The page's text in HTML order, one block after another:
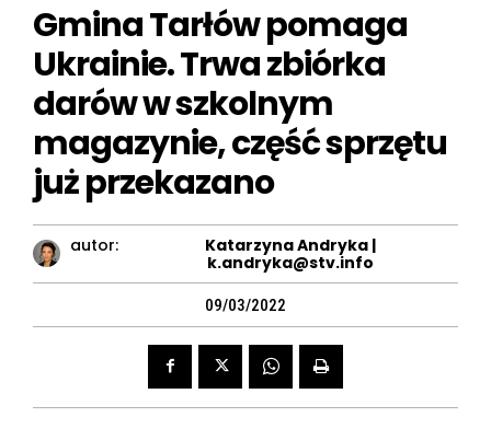
Gmina Tarłów pomaga
Ukrainie. Trwa zbiórka
darów w szkolnym
magazynie, część sprzętu
już przekazano
autor:
Katarzyna Andryka |
k.andryka@stv.info
09/03/2022